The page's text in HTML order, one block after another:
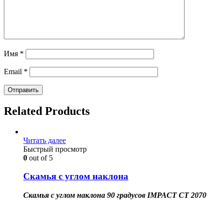
Имя *
Email *
Related Products
Читать далее
Быстрый просмотр
0 out of 5
Скамья с углом наклона
Скамья с углом наклона 90 градусов IMPACT CT 2070